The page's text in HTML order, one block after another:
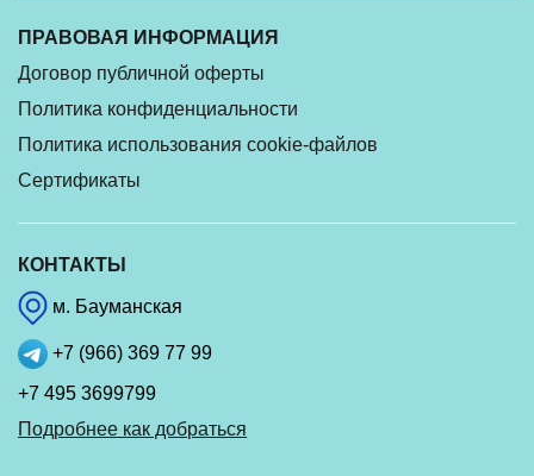
ПРАВОВАЯ ИНФОРМАЦИЯ
Договор публичной оферты
Политика конфиденциальности
Политика использования cookie-файлов
Сертификаты
КОНТАКТЫ
м. Бауманская
+7 (966) 369 77 99
+7 495 3699799
Подробнее как добраться